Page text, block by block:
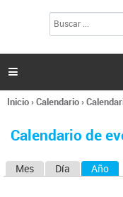
l
s

Se
usted
Inicio›Calendario›
Calendario de
Mes Día Año